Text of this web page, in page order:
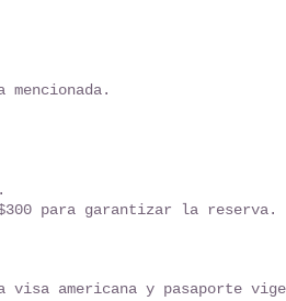
para garantizar la reserva.
visa americana y pasaporte